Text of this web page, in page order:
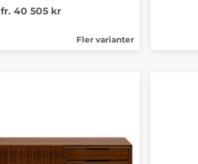
fr. 40 505 kr
Fler varianter